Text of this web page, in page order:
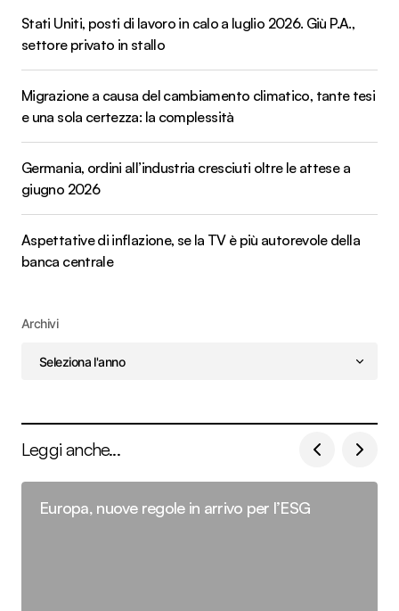
Stati Uniti, posti di lavoro in calo a luglio 2026. Giù P.A.,
settore privato in stallo
Migrazione a causa del cambiamento climatico, tante tesi
e una sola certezza: la complessità
Germania, ordini all’industria cresciuti oltre le attese a
giugno 2026
Aspettative di inflazione, se la TV è più autorevole della
banca centrale
Archivi
Leggi anche...
Europa, nuove regole in arrivo per l’ESG